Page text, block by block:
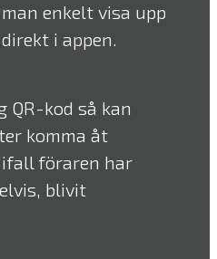
enkelt visa upp
i appen.
QR-kod så kan
komma åt
föraren har
blivit